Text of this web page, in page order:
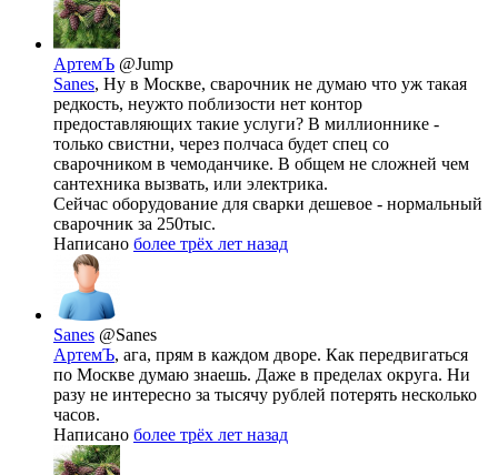
АртемЪ @Jump
Sanes, Ну в Москве, сварочник не думаю что уж такая
редкость, неужто поблизости нет контор
предоставляющих такие услуги? В миллионнике -
только свистни, через полчаса будет спец со
сварочником в чемоданчике. В общем не сложней чем
сантехника вызвать, или электрика.
Сейчас оборудование для сварки дешевое - нормальный
сварочник за 250тыс.
Написано более трёх лет назад
Sanes @Sanes
АртемЪ, ага, прям в каждом дворе. Как передвигаться
по Москве думаю знаешь. Даже в пределах округа. Ни
разу не интересно за тысячу рублей потерять несколько
часов.
Написано более трёх лет назад